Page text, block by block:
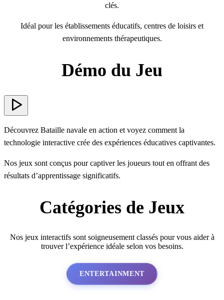
clés.
Idéal pour les établissements éducatifs, centres de loisirs et
environnements thérapeutiques.
Démo du Jeu
Découvrez Bataille navale en action et voyez comment la
technologie interactive crée des expériences éducatives captivantes.
Nos jeux sont conçus pour captiver les joueurs tout en offrant des
résultats d’apprentissage significatifs.
Catégories de Jeux
Nos jeux interactifs sont soigneusement classés pour vous aider à
trouver l’expérience idéale selon vos besoins.
ENTERTAINMENT